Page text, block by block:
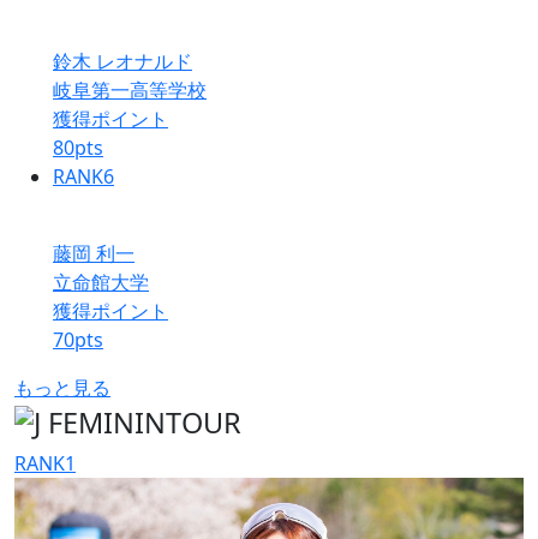
鈴木 レオナルド
岐阜第一高等学校
獲得ポイント
80pts
RANK6
藤岡 利一
立命館大学
獲得ポイント
70pts
もっと見る
RANK1